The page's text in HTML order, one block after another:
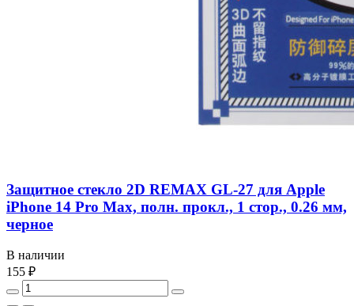
Защитное стекло 2D REMAX GL-27 для Apple
iPhone 14 Pro Max, полн. прокл., 1 стор., 0.26 мм,
черное
В наличии
155 ₽